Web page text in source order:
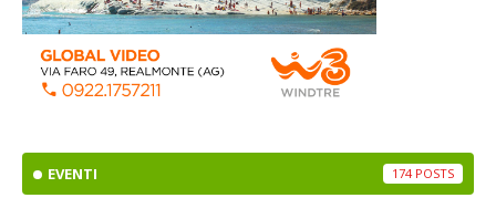
EVENTI 174